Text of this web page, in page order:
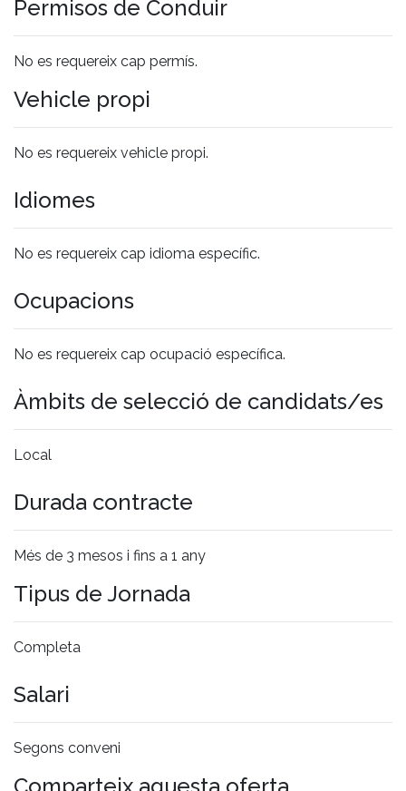
Permisos de Conduir
No es requereix cap permís.
Vehicle propi
No es requereix vehicle propi.
Idiomes
No es requereix cap idioma específic.
Ocupacions
No es requereix cap ocupació específica.
Àmbits de selecció de candidats/es
Local
Durada contracte
Més de 3 mesos i fins a 1 any
Tipus de Jornada
Completa
Salari
Segons conveni